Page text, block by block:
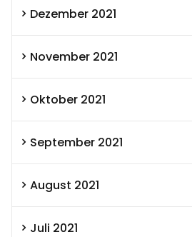
Dezember 2021
November 2021
Oktober 2021
September 2021
August 2021
Juli 2021